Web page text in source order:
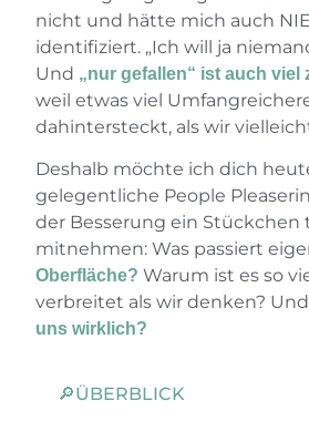
nicht und hätte mich auch
identifiziert. „Ich will ja
Und „nur gefallen“ ist auch viel
weil etwas viel
dahintersteckt, als wir
Deshalb möchte ich dich
gelegentliche People
der Besserung ein Stückchen
mitnehmen: Was passiert
Oberfläche? Warum ist es so
verbreitet als wir denken?
uns wirklich?
🔎ÜBERBLICK